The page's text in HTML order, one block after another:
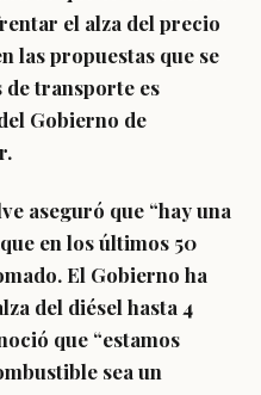
el alza del precio
las propuestas que se
de transporte es
Gobierno de
aseguró que “hay una
en los últimos 50
El Gobierno ha
del diésel hasta 4
que “estamos
sea un